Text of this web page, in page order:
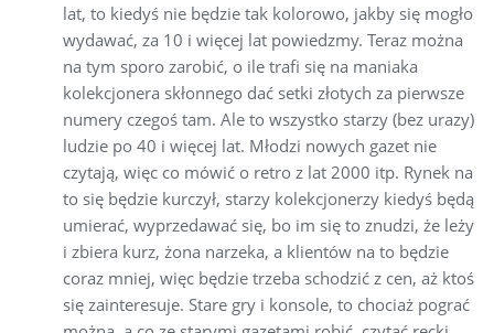
lat, to kiedyś nie będzie tak kolorowo, jakby się mogło
wydawać, za 10 i więcej lat powiedzmy. Teraz można
na tym sporo zarobić, o ile trafi się na maniaka
kolekcjonera skłonnego dać setki złotych za pierwsze
numery czegoś tam. Ale to wszystko starzy (bez urazy)
ludzie po 40 i więcej lat. Młodzi nowych gazet nie
czytają, więc co mówić o retro z lat 2000 itp. Rynek na
to się będzie kurczył, starzy kolekcjonerzy kiedyś będą
umierać, wyprzedawać się, bo im się to znudzi, że leży
i zbiera kurz, żona narzeka, a klientów na to będzie
coraz mniej, więc będzie trzeba schodzić z cen, aż ktoś
się zainteresuje. Stare gry i konsole, to chociaż pograć